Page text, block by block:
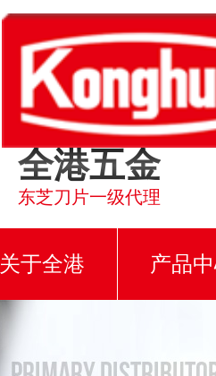
全港五金
东芝刀片一级代理
关于全港 产品